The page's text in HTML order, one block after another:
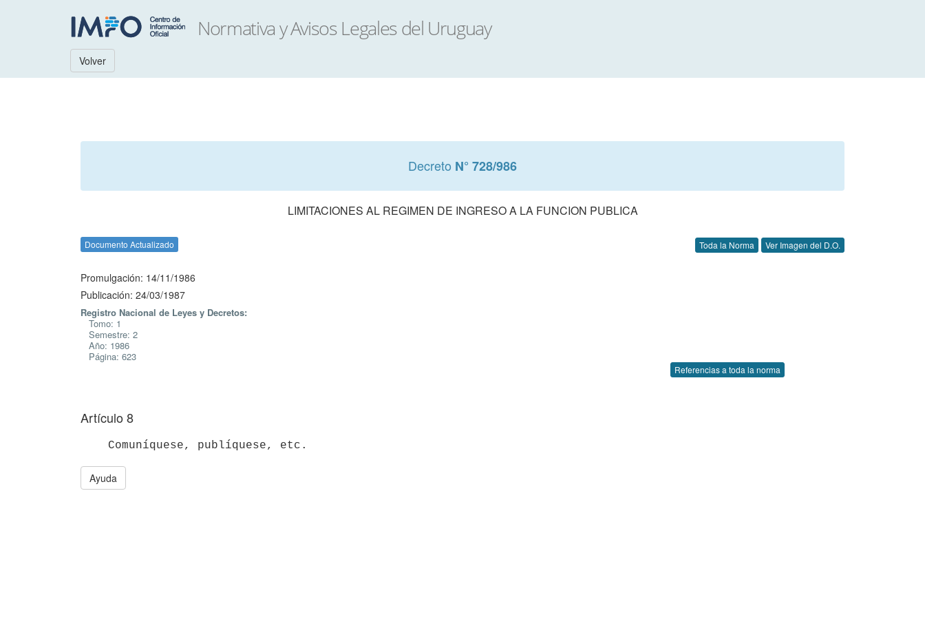
Volver
Decreto N° 728/986
LIMITACIONES AL REGIMEN DE INGRESO A LA FUNCION PUBLICA
Documento Actualizado Toda la Norma Ver Imagen del D.O.
Promulgación: 14/11/1986
Publicación: 24/03/1987
Registro Nacional de Leyes y Decretos:
Tomo: 1
Semestre: 2
Año: 1986
Página: 623
Referencias a toda la norma
Artículo 8
Ayuda